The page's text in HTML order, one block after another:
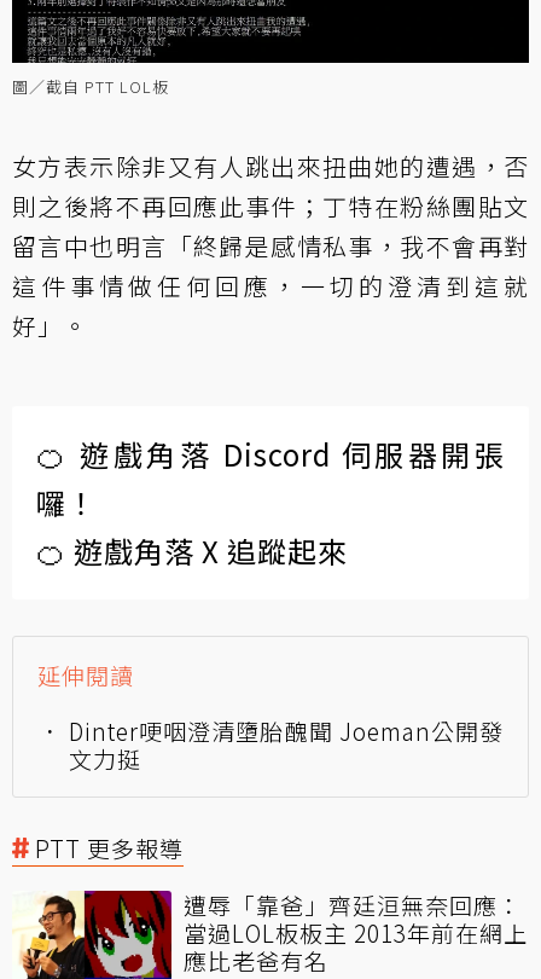
圖／截自 PTT LOL板
女方表示除非又有人跳出來扭曲她的遭遇，否
則之後將不再回應此事件；丁特在粉絲團貼文
留言中也明言「終歸是感情私事，我不會再對
這件事情做任何回應，一切的澄清到這就
好」。
🍊 遊戲角落 Discord 伺服器開張
囉！
🍊 遊戲角落 X 追蹤起來
延伸閱讀
Dinter哽咽澄清墮胎醜聞 Joeman公開發
文力挺
PTT 更多報導
遭辱「靠爸」齊廷洹無奈回應：
當過LOL板板主 2013年前在網上
應比老爸有名